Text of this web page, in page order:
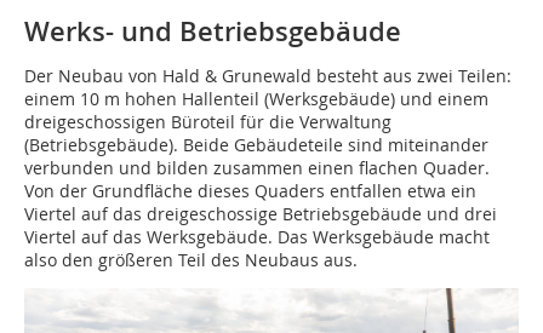
Werks- und Betriebsgebäude
Der Neubau von Hald & Grunewald besteht aus zwei Teilen:
einem 10 m hohen Hallenteil (Werksgebäude) und einem
dreigeschossigen Büroteil für die Verwaltung
(Betriebsgebäude). Beide Gebäudeteile sind miteinander
verbunden und bilden zusammen einen flachen Quader.
Von der Grundfläche dieses Quaders entfallen etwa ein
Viertel auf das dreigeschossige Betriebsgebäude und drei
Viertel auf das Werksgebäude. Das Werksgebäude macht
also den größeren Teil des Neubaus aus.